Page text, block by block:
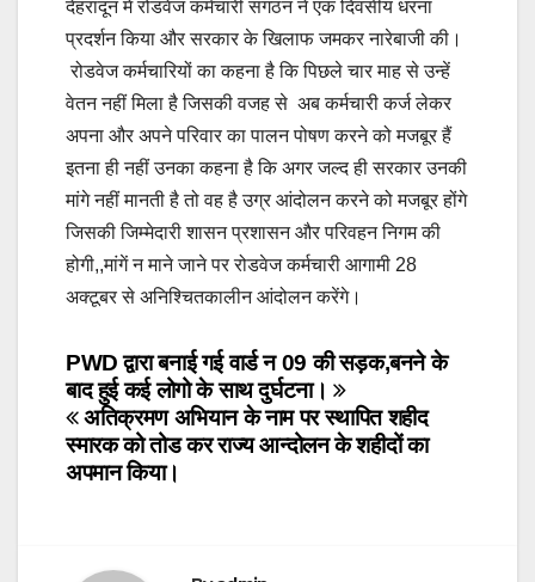
देहरादून में रोडवेज कर्मचारी संगठन ने एक दिवसीय धरना
प्रदर्शन किया और सरकार के खिलाफ जमकर नारेबाजी की।
रोडवेज कर्मचारियों का कहना है कि पिछले चार माह से उन्हें
वेतन नहीं मिला है जिसकी वजह से अब कर्मचारी कर्ज लेकर
अपना और अपने परिवार का पालन पोषण करने को मजबूर हैं
इतना ही नहीं उनका कहना है कि अगर जल्द ही सरकार उनकी
मांगे नहीं मानती है तो वह है उग्र आंदोलन करने को मजबूर होंगे
जिसकी जिम्मेदारी शासन प्रशासन और परिवहन निगम की
होगी,,मांगें न माने जाने पर रोडवेज कर्मचारी आगामी 28
अक्टूबर से अनिश्चितकालीन आंदोलन करेंगे।
Post
navigation
PWD द्वारा बनाई गई वार्ड न 09 की सड़क,बनने के
बाद हुई कई लोगो के साथ दुर्घटना।
अतिक्रमण अभियान के नाम पर स्थापित शहीद
स्मारक को तोड कर राज्य आन्दोलन के शहीदों का
अपमान किया।